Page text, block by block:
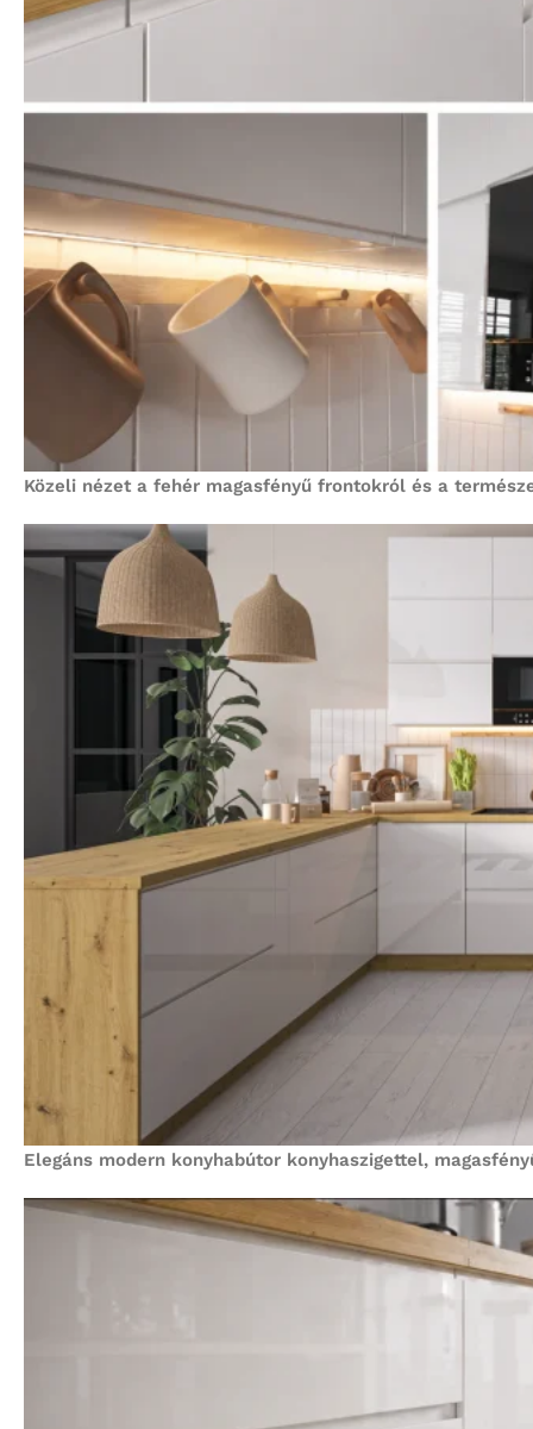
Közeli nézet a fehér magasfényű frontokról és a
Elegáns modern konyhabútor konyhaszigettel,